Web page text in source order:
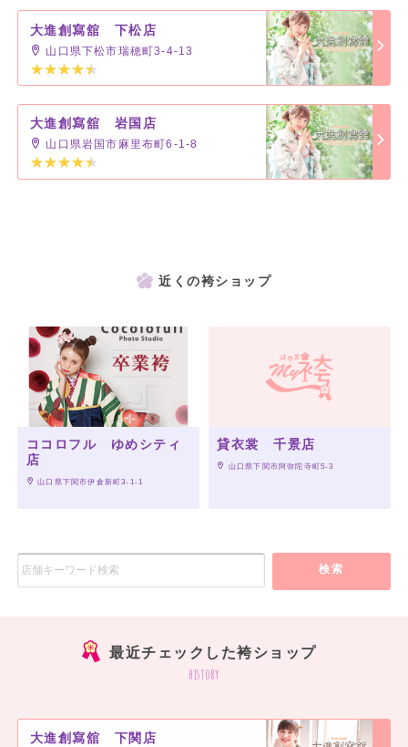
大進創寫舘 下松店
山口県下松市瑞穂町3-4-13
大進創寫舘 岩国店
山口県岩国市麻里布町6-1-8
近くの袴ショップ
ココロフル ゆめシティ
店
山口県下関市伊倉新町3-1-1
貸衣裳 千景店
山口県下関市阿弥陀寺町5-3
検索
最近チェックした袴ショップ
history
大進創寫舘 下関店